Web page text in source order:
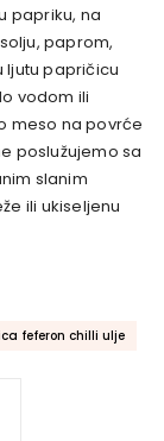
papriku, na
paprom,
ljutu papričicu
vodom ili
meso na povrće
poslužujemo sa
slanim
ili ukiseljenu
feferon chilli ulje